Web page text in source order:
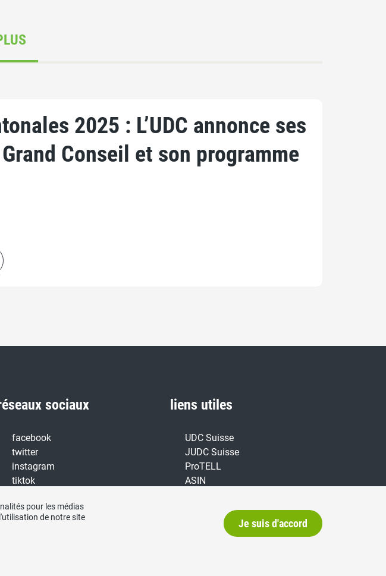
2025 : L’UDC annonce ses
Conseil et son programme
sociaux
facebook
twitter
instagram
tiktok
liens utiles
UDC Suisse
JUDC Suisse
ProTELL
ASIN
pour les médias
de notre site
Je suis d'accord